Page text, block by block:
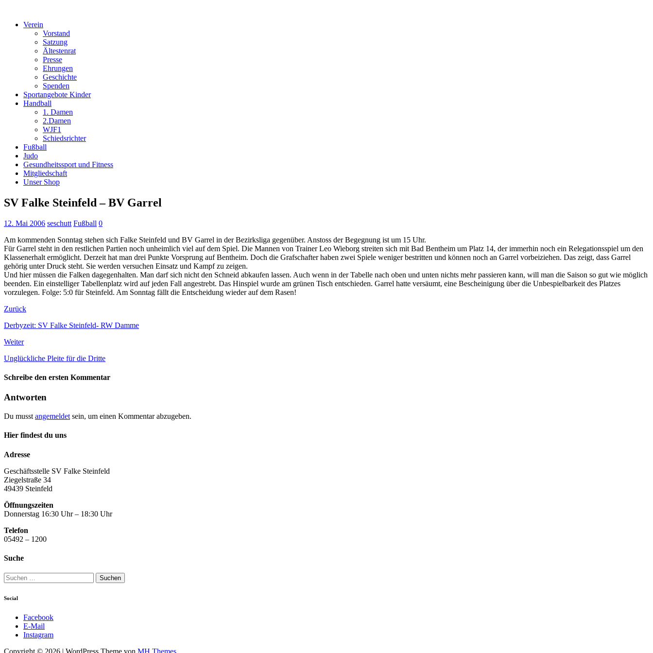
Verein
Vorstand
Satzung
Ältestenrat
Presse
Ehrungen
Geschichte
Spenden
Sportangebote Kinder
Handball
1. Damen
2.Damen
WJF1
Schiedsrichter
Fußball
Judo
Gesundheitssport und Fitness
Mitgliedschaft
Unser Shop
SV Falke Steinfeld – BV Garrel
12. Mai 2006 seschutt Fußball 0
Am kommenden Sonntag stehen sich Falke Steinfeld und BV Garrel in der Bezirksliga gegenüber. Anstoss der Begegnung ist um 15 Uhr.
Für Garrel steht in den restlichen Partien noch unheimlich viel auf dem Spiel. Die Mannen von Trainer Leo Wieborg streiten sich mit Bad Bentheim um Platz 14, der immerhin noch ein Relegationsspiel um den
Klassenerhalt ermöglicht. Derzeit hat man drei Punkte Vorsprung auf Bentheim. Doch die Grafschafter haben zwei Spiele weniger bestritten und können noch an Garrel vorbeiziehen. Das zeigt, dass Garrel
gehörig unter Druck steht. Sie werden versuchen Einsatz und Kampf zu zeigen.
Und hier müssen die Falken dagegenhalten. Man darf sich nicht den Schneid abkaufen lassen. Auch wenn in der Tabelle nach oben und unten nichts mehr passieren kann, will man die Saison so gut wie möglich
beenden. Ein einstelliger Tabellenplatz wird auf jeden Fall angestrebt. Das Hinspiel wurde am grünen Tisch entschieden. Garrel hatte versäumt, eine Bescheinigung über die Unbespielbarkeit des Platzes
vorzulegen. Folge: 5:0 für Steinfeld. Am Sonntag fällt die Entscheidung wieder auf dem Rasen!
Zurück
Derbyzeit: SV Falke Steinfeld- RW Damme
Weiter
Unglückliche Pleite für die Dritte
Schreibe den ersten Kommentar
Antworten
Du musst angemeldet sein, um einen Kommentar abzugeben.
Hier findest du uns
Adresse
Geschäftsstelle SV Falke Steinfeld
Ziegelstraße 34
49439 Steinfeld
Öffnungszeiten
Donnerstag 16:30 Uhr – 18:30 Uhr
Telefon
05492 – 1200
Suche
Suchen
nach:
Social
Facebook
E-Mail
Instagram
Copyright © 2026 | WordPress Theme von MH Themes